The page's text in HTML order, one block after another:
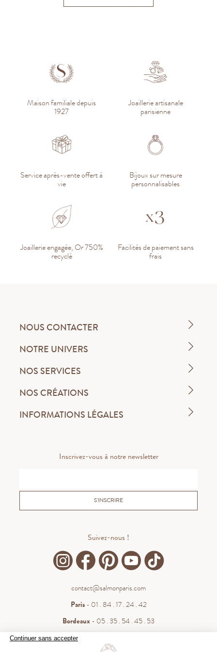
Continuer sans accepter
Maison familiale depuis
1927
Joaillerie artisanale
parisienne
Service après-vente offert à
vie
Bijoux sur mesure
personnalisables
Joaillerie engagée, Or 750%
recyclé
Facilités de paiement sans
frais
NOUS CONTACTER
NOTRE UNIVERS
NOS SERVICES
NOS CRÉATIONS
INFORMATIONS LÉGALES
Inscrivez-vous à notre newsletter
S'INSCRIRE
Suivez-nous !
contact@salmonparis.com
Paris- 01 . 84 . 17 . 24 . 42
Bordeaux- 05 . 35 . 54 . 45 . 53
WhatsApp